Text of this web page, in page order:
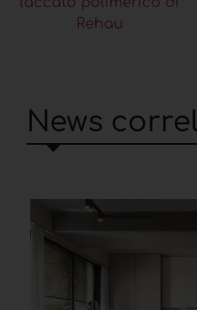
Rehau
News